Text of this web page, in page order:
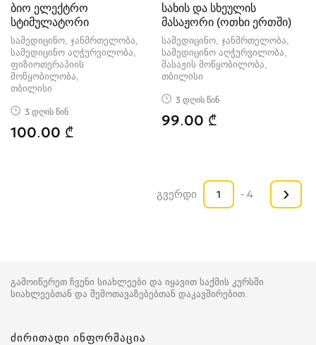
ბიო ელექტრო
სტიმულატორი
სამედიცინო, ჯანმრთელობა,
სამედიცინო აღჭურვილობა,
ფიზიოთერაპიის
მოწყობილობა
თბილისი
3 დღის წინ
100.00 ₾
სახის და სხეულის
მასაჟორი (ოთხი ერთში)
სამედიცინო, ჯანმრთელობა,
სამედიცინო აღჭურვილობა,
მასაჟის მოწყობილობა
თბილისი
3 დღის წინ
99.00 ₾
გვერდი - 4 ›
გამოიწერეთ ჩვენი სიახლეები და იყავით საქმის კურსში
სიახლეებთან და შემოთავაზებებთან დაკავშირებით.
ძირითადი ინფორმაცია